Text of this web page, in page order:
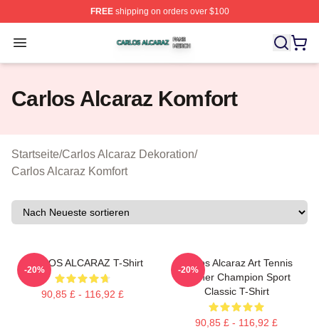
FREEshipping on orders over $100
Open menu
Carlos Alcaraz Shop ⚡️ Officially Licensed Carlos
Carlos Alcaraz Komfort
Startseite/Carlos Alcaraz Dekoration/
Carlos Alcaraz Komfort
CARLOS ALCARAZ T-Shirt
90,85 £ - 116,92 £
-20%
Carlos Alcaraz Art Tennis
Winner Champion Sport
Classic T-Shirt
90,85 £ - 116,92 £
-20%